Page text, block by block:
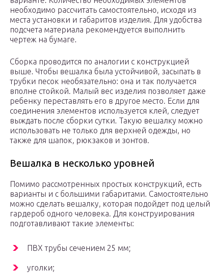
необходимо рассчитать самостоятельно, исходя из
места установки и габаритов изделия. Для удобства
подсчета материала рекомендуется выполнить
чертеж на бумаге.
Сборка проводится по аналогии с конструкцией
выше. Чтобы вешалка была устойчивой, засыпать в
трубки песок необязательно: она и так получается
вполне стойкой. Малый вес изделия позволяет даже
ребенку переставлять его в другое место. Если для
соединения элементов используется клей, следует
выждать после сборки сутки. Такую вешалку можно
использовать не только для верхней одежды, но
также для шапок, рюкзаков и зонтов.
Вешалка в несколько уровней
Помимо рассмотренных простых конструкций, есть
варианты и с большими габаритами. Самостоятельно
можно сделать вешалку, которая подойдет под целый
гардероб одного человека. Для конструирования
подготавливают такие элементы:
ПВХ трубы сечением 25 мм;
уголки;